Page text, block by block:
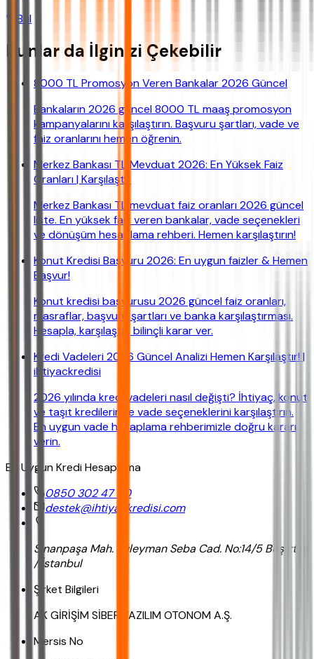
Bul
Bunlar da İlginizi Çekebilir
8000 TL Promosyon Veren Bankalar 2026 Güncel
Bankaların 2026 güncel 8000 TL maaş promosyon
kampanyalarını karşılaştırın. Başvuru şartları, vade ve
faiz oranlarını hemen öğrenin.
Merkez Bankası TL Mevduat 2026: En Yüksek Faiz
Oranları | Karşılaştır
Merkez Bankası TL mevduat faiz oranları 2026 güncel
liste. En yüksek faiz veren bankalar, vade seçenekleri
ve dönüşüm hesaplama rehberi. Hemen karşılaştırın!
Konut Kredisi Başvuru 2026: En uygun faizler & Hemen
Başvur!
Konut kredisi başvurusu 2026 güncel faiz oranları,
masraflar, başvuru şartları ve banka karşılaştırması.
Hesapla, karşılaştır, bilinçli karar ver.
Kredi Vadeleri 2026 Güncel Analizi Hemen Karşılaştır! |
ihtiyackredisi
2026 yılında kredi vadeleri nasıl değişti? İhtiyaç, konut
ve taşıt kredilerinde vade seçeneklerini karşılaştırın.
En uygun vade hesaplama rehberimizle doğru kararı
verin.
En Uygun Kredi Hesaplama
0850 302 47 90
destek@ihtiyackredisi.com
Sinanpaşa Mah. Süleyman Seba Cad. No:14/5 Beşiktaş
/ İstanbul
Şirket Bilgileri
AK GİRİŞİM SİBER YAZILIM OTONOM A.Ş.
Mersis No